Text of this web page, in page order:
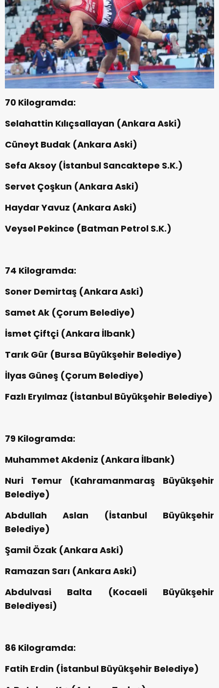
70 Kilogramda:
Selahattin Kılıçsallayan (Ankara Aski)
Cüneyt Budak (Ankara Aski)
Sefa Aksoy (İstanbul Sancaktepe S.K.)
Servet Çoşkun (Ankara Aski)
Haydar Yavuz (Ankara Aski)
Veysel Pekince (Batman Petrol S.K.)
74 Kilogramda:
Soner Demirtaş (Ankara Aski)
Samet Ak (Çorum Belediye)
İsmet Çiftçi (Ankara İlbank)
Tarık Gür (Bursa Büyükşehir Belediye)
İlyas Güneş (Çorum Belediye)
Fazlı Eryılmaz (İstanbul Büyükşehir Belediye)
79 Kilogramda:
Muhammet Akdeniz (Ankara İlbank)
Nuri Temur (Kahramanmaraş Büyükşehir
Belediye)
Abdullah Aslan (İstanbul Büyükşehir
Belediye)
Şamil Özak (Ankara Aski)
Ramazan Sarı (Ankara Aski)
Abdulvasi Balta (Kocaeli Büyükşehir
Belediyesi)
86 Kilogramda:
Fatih Erdin (İstanbul Büyükşehir Belediye)